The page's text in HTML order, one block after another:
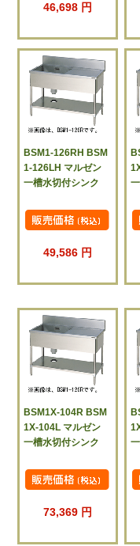
46,698 円
BSM1-126RH BSM
1-126LH マルゼン
一槽水切付シンク
49,586 円
BSM1X-104R BSM
1X-104L マルゼン
一槽水切付シンク
73,369 円